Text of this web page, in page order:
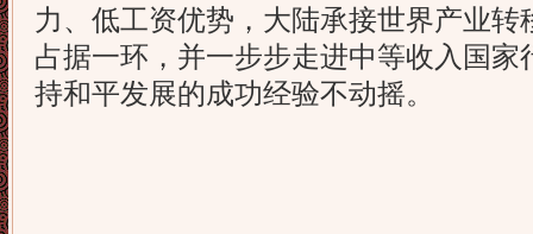
力、低工资优势，大陆承接世界产业
占据一环，并一步步走进中等收入国
持和平发展的成功经验不动摇。